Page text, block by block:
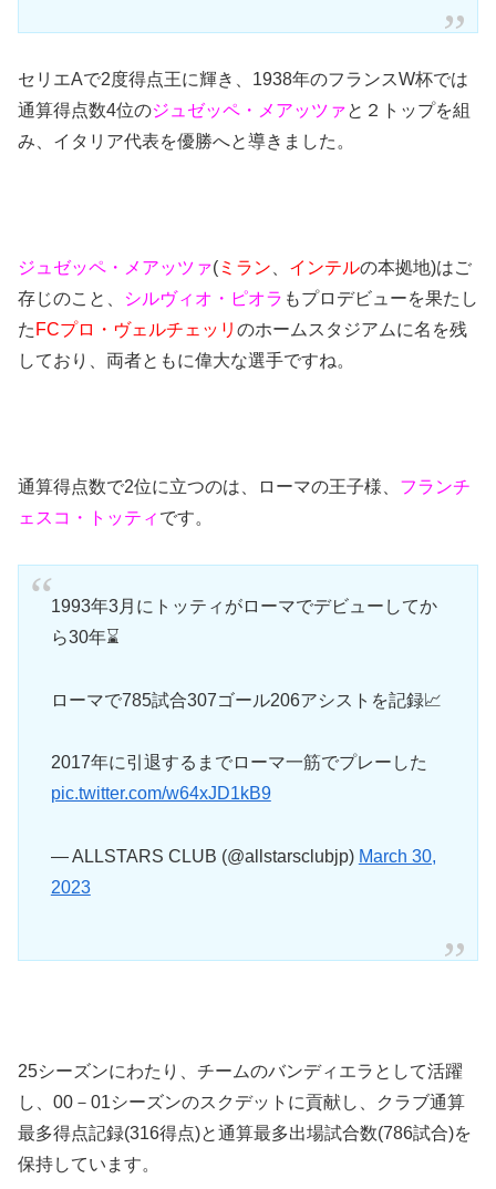
セリエAで2度得点王に輝き、1938年のフランスW杯では
通算得点数4位のジュゼッペ・メアッツァと２トップを組
み、イタリア代表を優勝へと導きました。
ジュゼッペ・メアッツァ( ミラン インテルの本拠地)はご
存じのこと、
シルヴィオ・ピオラ もプロデビューを果たし
た FCプロ・ヴェルチェッリ のホームスタジアムに名を残
しており、両者ともに偉大な選手ですね。
通算得点数で2位に立つのは、ローマの王子様、 フランチ
ェスコ・トッティ です。
1993年3月にトッティがローマでデビューしてか
ら30年⌛️
ローマで785試合307ゴール206アシストを記録📈
2017年に引退するまでローマ一筋でプレーした
pic.twitter.com/w64xJD1kB9
— ALLSTARS CLUB (@allstarsclubjp) March 30,
2023
25シーズンにわたり、チームのバンディエラとして活躍
し、00－01シーズンのスクデットに貢献し、クラブ通算
最多得点記録(316得点)と通算最多出場試合数(786試合)を
保持しています。